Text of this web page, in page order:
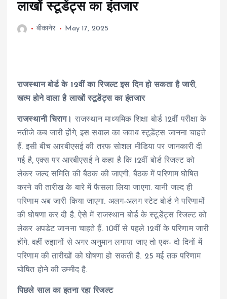
लाखों स्टूडेंट्स का इंतजार
बीकानेर May 17, 2025
राजस्थान बोर्ड के 12वीं का रिजल्ट इस दिन हो सकता है जारी,
खत्म होने वाला है लाखों स्टूडेंट्स का इंतजार
राजस्थानी चिराग। राजस्थान माध्यमिक शिक्षा बोर्ड 12वीं परीक्षा के
नतीजे कब जारी होंगे, इस सवाल का जवाब स्टूडेंट्स जानना चाहते
हैं. इसी बीच आरबीएसई की तरफ सोशल मीडिया पर जानकारी दी
गई है, एक्स पर आरबीएसई ने कहा है कि 12वीं बोर्ड रिजल्ट को
लेकर जल्द समिति की बैठक की जाएगी. बैठक में परिणाम घोषित
करने की तारीख के बारे में फैसला लिया जाएगा. यानी जल्द ही
परिणाम अब जारी किया जाएगा. अलग-अलग स्टेट बोर्ड ने परिणामों
की घोषणा कर दी है. ऐसे में राजस्थान बोर्ड के स्टूडेंट्स रिजल्ट को
लेकर अपडेट जानना चाहते हैं. 10वीं से पहले 12वीं के परिणाम जारी
होंगे. वहीं रुझानों से अगर अनुमान लगाया जाए तो एक- दो दिनों में
परिणाम की तारीखों को घोषणा हो सकती है. 25 मई तक परिणाम
घोषित होने की उम्मीद है.
पिछले साल का इतना रहा रिजल्ट